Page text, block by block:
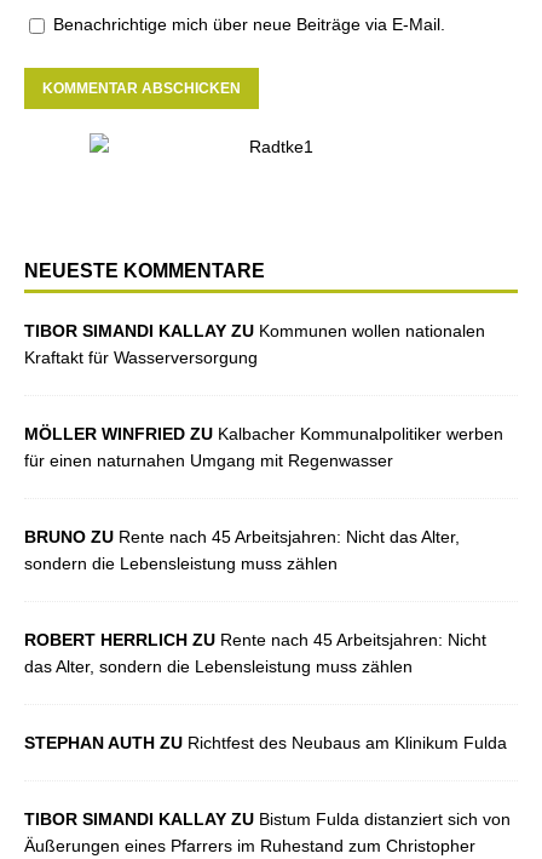
Benachrichtige mich über neue Beiträge via E-Mail.
NEUESTE KOMMENTARE
TIBOR SIMANDI KALLAY ZU Kommunen wollen nationalen
Kraftakt für Wasserversorgung
MÖLLER WINFRIED ZU Kalbacher Kommunalpolitiker werben
für einen naturnahen Umgang mit Regenwasser
BRUNO ZU Rente nach 45 Arbeitsjahren: Nicht das Alter,
sondern die Lebensleistung muss zählen
ROBERT HERRLICH ZU Rente nach 45 Arbeitsjahren: Nicht
das Alter, sondern die Lebensleistung muss zählen
STEPHAN AUTH ZU Richtfest des Neubaus am Klinikum Fulda
TIBOR SIMANDI KALLAY ZU Bistum Fulda distanziert sich von
Äußerungen eines Pfarrers im Ruhestand zum Christopher